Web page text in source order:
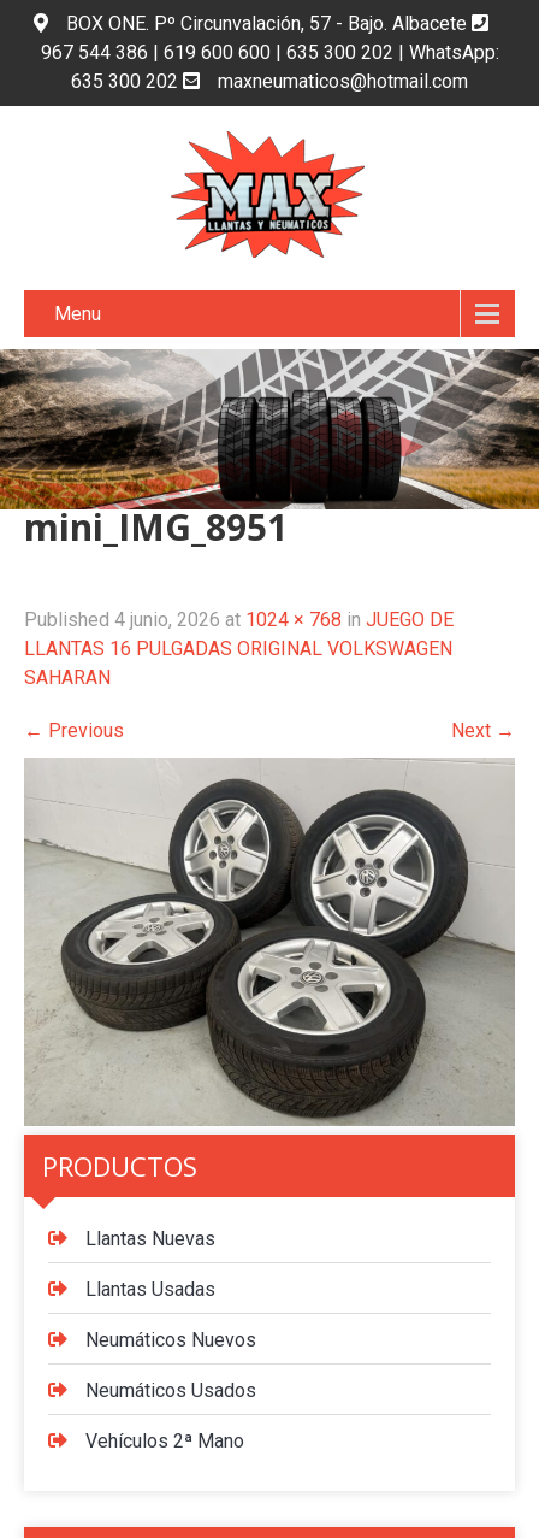
BOX ONE. Pº Circunvalación, 57 - Bajo. Albacete
967 544 386 | 619 600 600 | 635 300 202 | WhatsApp:
635 300 202
maxneumaticos@hotmail.com
Menu
mini_IMG_8951
Published 4 junio, 2026 at 1024 × 768 in JUEGO DE
LLANTAS 16 PULGADAS ORIGINAL VOLKSWAGEN
SAHARAN
← Previous Next →
PRODUCTOS
Llantas Nuevas
Llantas Usadas
Neumáticos Nuevos
Neumáticos Usados
Vehículos 2ª Mano